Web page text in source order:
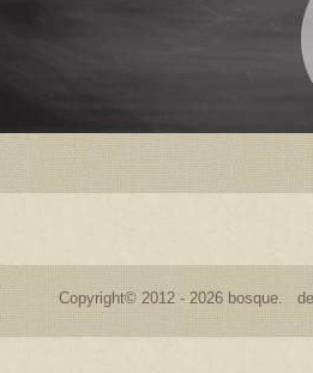
Copyright© 2012 - 2026 bosque.